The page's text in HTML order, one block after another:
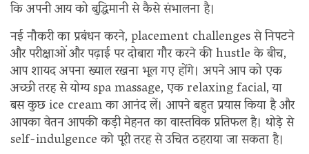
कि अपनी आय को बुद्धिमानी से कैसे संभालना है।
नई नौकरी का प्रबंधन करने, placement challenges से निपटने
और परीक्षाओं और पढ़ाई पर दोबारा गौर करने की hustle के बीच,
आप शायद अपना ख्याल रखना भूल गए होंगे। अपने आप को एक
अच्छी तरह से योग्य spa massage, एक relaxing facial, या
बस कुछ ice cream का आनंद लें। आपने बहुत प्रयास किया है और
आपका वेतन आपकी कड़ी मेहनत का वास्तविक प्रतिफल है। थोड़े से
self-indulgence को पूरी तरह से उचित ठहराया जा सकता है।